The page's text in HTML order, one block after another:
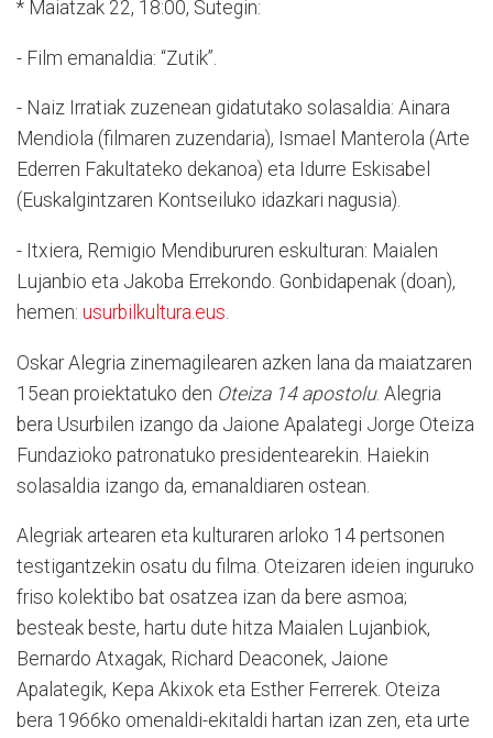
* Maiatzak 22, 18:00, Sutegin:
- Film emanaldia: “Zutik”.
- Naiz Irratiak zuzenean gidatutako solasaldia: Ainara
Mendiola (filmaren zuzendaria), Ismael Manterola (Arte
Ederren Fakultateko dekanoa) eta Idurre Eskisabel
(Euskalgintzaren Kontseiluko idazkari nagusia).
- Itxiera, Remigio Mendibururen eskulturan: Maialen
Lujanbio eta Jakoba Errekondo. Gonbidapenak (doan),
hemen: usurbilkultura.eus
Oskar Alegria zinemagilearen azken lana da maiatzaren
15ean proiektatuko den Oteiza 14 apostolu. Alegria
bera Usurbilen izango da Jaione Apalategi Jorge Oteiza
Fundazioko patronatuko presidentearekin. Haiekin
solasaldia izango da, emanaldiaren ostean.
Alegriak artearen eta kulturaren arloko 14 pertsonen
testigantzekin osatu du filma. Oteizaren ideien inguruko
friso kolektibo bat osatzea izan da bere asmoa;
besteak beste, hartu dute hitza Maialen Lujanbiok,
Bernardo Atxagak, Richard Deaconek, Jaione
Apalategik, Kepa Akixok eta Esther Ferrerek. Oteiza
bera 1966ko omenaldi-ekitaldi hartan izan zen, eta urte